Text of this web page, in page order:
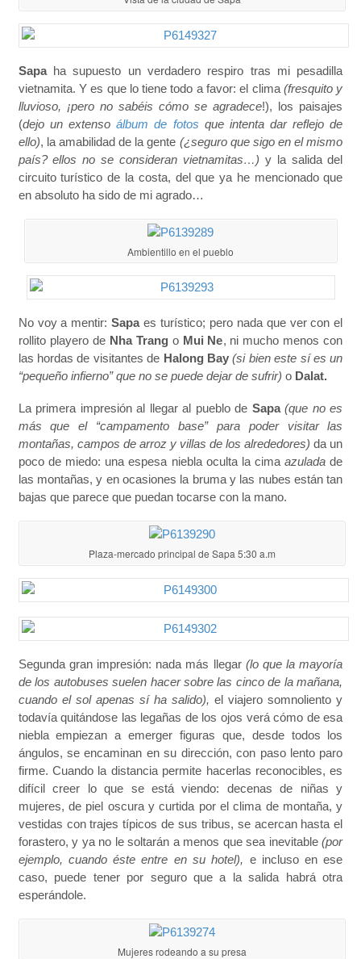
Sapaha supuesto un verdadero respiro tras mi pesadilla
vietnamita. Y es que lo tiene todo a favor: el clima(fresquito y
lluvioso, ¡pero no sabéis cómo se agradece!), los paisajes
(dejo un extensoálbum de fotos que intenta dar reflejo de
ello), la amabilidad de la gente (¿seguro que sigo en el mismo
país? ellos no se consideran vietnamitas…) y la salida del
circuito turístico de la costa, del que ya he mencionado que
en absoluto ha sido de mi agrado…
Ambientillo en el pueblo
No voy a mentir:Sapaes turístico; pero nada que ver con el
rollito playero de Nha Trango Mui Ne, ni mucho menos con
las hordas de visitantes de Halong Bay (si bien este sí es un
“pequeño infierno” que no se puede dejar de sufrir) o Dalat.
La primera impresión al llegar al pueblo de Sapa (que no es
más que el “campamento base” para poder visitar las
montañas, campos de arroz y villas de los alrededores) da un
poco de miedo: una espesa niebla oculta la cimaazulada de
las montañas, y en ocasiones la bruma y las nubes están tan
bajas que parece que puedan tocarse con la mano.
Plaza-mercado principal de Sapa 5:30 a.m
Segunda gran impresión: nada más llegar (lo que la mayoría
de los autobuses suelen hacer sobre las cinco de la mañana,
cuando el sol apenas sí ha salido),el viajero somnoliento y
todavía quitándose las legañas de los ojos verá cómo de esa
niebla empiezan a emerger figuras que, desde todos los
ángulos, se encaminan en su dirección, con paso lento paro
firme. Cuando la distancia permite hacerlas reconocibles, es
difícil creer lo que se está viendo: decenas de niñas y
mujeres, de piel oscura y curtida por el clima de montaña, y
vestidas con trajes típicos de sus tribus, se acercan hasta el
forastero, y ya no le soltarán a menos que sea inevitable(por
ejemplo, cuando éste entre en su hotel), e incluso en ese
caso, puede tener por seguro que a la salida habrá otra
esperándole.
Mujeres rodeando a su presa